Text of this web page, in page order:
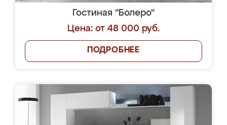
Гостиная "Болеро"
Цена: от 48 000 руб.
ПОДРОБНЕЕ